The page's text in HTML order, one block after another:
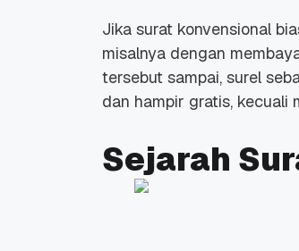
Jika surat konvensional
misalnya dengan
tersebut sampai, surel
dan hampir gratis, kecuali
Sejarah